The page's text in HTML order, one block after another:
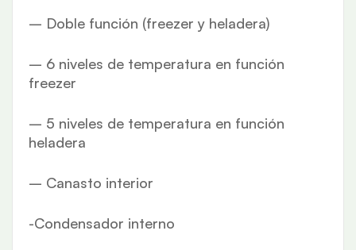
– Doble función (freezer y heladera)
– 6 niveles de temperatura en función
freezer
– 5 niveles de temperatura en función
heladera
– Canasto interior
-Condensador interno